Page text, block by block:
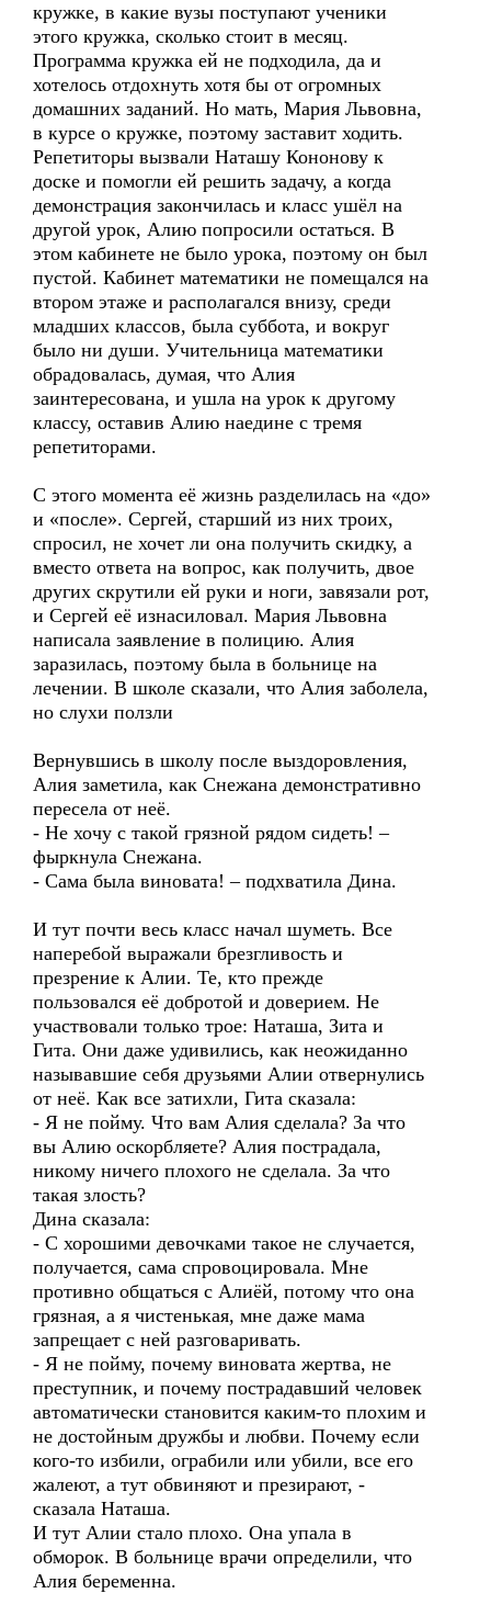
кружке, в какие вузы поступают ученики
этого кружка, сколько стоит в месяц.
Программа кружка ей не подходила, да и
хотелось отдохнуть хотя бы от огромных
домашних заданий. Но мать, Мария Львовна,
в курсе о кружке, поэтому заставит ходить.
Репетиторы вызвали Наташу Кононову к
доске и помогли ей решить задачу, а когда
демонстрация закончилась и класс ушёл на
другой урок, Алию попросили остаться. В
этом кабинете не было урока, поэтому он был
пустой. Кабинет математики не помещался на
втором этаже и располагался внизу, среди
младших классов, была суббота, и вокруг
было ни души. Учительница математики
обрадовалась, думая, что Алия
заинтересована, и ушла на урок к другому
классу, оставив Алию наедине с тремя
репетиторами.
С этого момента её жизнь разделилась на «до»
и «после». Сергей, старший из них троих,
спросил, не хочет ли она получить скидку, а
вместо ответа на вопрос, как получить, двое
других скрутили ей руки и ноги, завязали рот,
и Сергей её изнасиловал. Мария Львовна
написала заявление в полицию. Алия
заразилась, поэтому была в больнице на
лечении. В школе сказали, что Алия заболела,
но слухи ползли
Вернувшись в школу после выздоровления,
Алия заметила, как Снежана демонстративно
пересела от неё.
- Не хочу с такой грязной рядом сидеть! –
фыркнула Снежана.
- Сама была виновата! – подхватила Дина.
И тут почти весь класс начал шуметь. Все
наперебой выражали брезгливость и
презрение к Алии. Те, кто прежде
пользовался её добротой и доверием. Не
участвовали только трое: Наташа, Зита и
Гита. Они даже удивились, как неожиданно
называвшие себя друзьями Алии отвернулись
от неё. Как все затихли, Гита сказала:
- Я не пойму. Что вам Алия сделала? За что
вы Алию оскорбляете? Алия пострадала,
никому ничего плохого не сделала. За что
такая злость?
Дина сказала:
- С хорошими девочками такое не случается,
получается, сама спровоцировала. Мне
противно общаться с Алиёй, потому что она
грязная, а я чистенькая, мне даже мама
запрещает с ней разговаривать.
- Я не пойму, почему виновата жертва, не
преступник, и почему пострадавший человек
автоматически становится каким-то плохим и
не достойным дружбы и любви. Почему если
кого-то избили, ограбили или убили, все его
жалеют, а тут обвиняют и презирают, -
сказала Наташа.
И тут Алии стало плохо. Она упала в
обморок. В больнице врачи определили, что
Алия беременна.